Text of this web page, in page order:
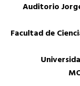
Auditorio
Facultad de